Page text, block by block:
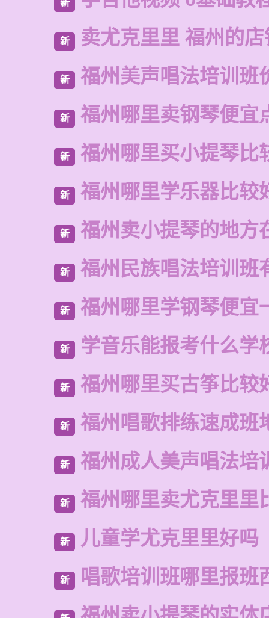
新
新 卖尤克里里 福州的
新 福州美声唱法培训班
新 福州哪里卖钢琴便宜
新 福州哪里买小提琴比
新 福州哪里学乐器比较
新 福州卖小提琴的地方
新 福州民族唱法培训班
新 福州哪里学钢琴便宜
新 学音乐能报考什么学
新 福州哪里买古筝比较
新 福州唱歌排练速成班
新 福州成人美声唱法培
新 福州哪里卖尤克里里
新 儿童学尤克里里好吗
新 唱歌培训班哪里报班